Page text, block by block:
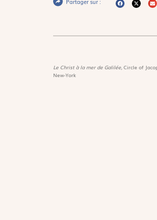
Le Christ à la mer de Galilée, Circle of
New-York